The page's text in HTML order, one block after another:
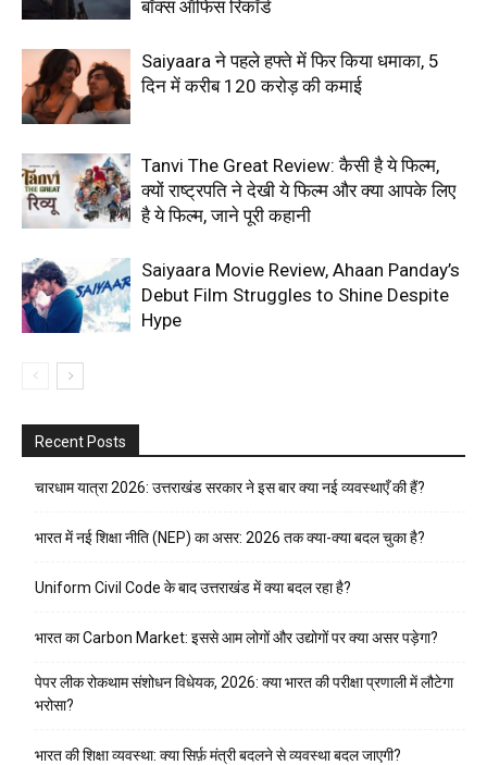
बॉक्स ऑफिस रिकॉर्ड
Saiyaara ने पहले हफ्ते में फिर किया धमाका, 5
दिन में करीब ₹120 करोड़ की कमाई
Tanvi The Great Review: कैसी है ये फिल्म,
क्यों राष्ट्रपति ने देखी ये फिल्म और क्या आपके लिए
है ये फिल्म, जाने पूरी कहानी
Saiyaara Movie Review, Ahaan Panday’s
Debut Film Struggles to Shine Despite
Hype
Recent Posts
चारधाम यात्रा 2026: उत्तराखंड सरकार ने इस बार क्या नई व्यवस्थाएँ की हैं?
भारत में नई शिक्षा नीति (NEP) का असर: 2026 तक क्या-क्या बदल चुका है?
Uniform Civil Code के बाद उत्तराखंड में क्या बदल रहा है?
भारत का Carbon Market: इससे आम लोगों और उद्योगों पर क्या असर पड़ेगा?
पेपर लीक रोकथाम संशोधन विधेयक, 2026: क्या भारत की परीक्षा प्रणाली में लौटेगा
भरोसा?
भारत की शिक्षा व्यवस्था: क्या सिर्फ़ मंत्री बदलने से व्यवस्था बदल जाएगी?